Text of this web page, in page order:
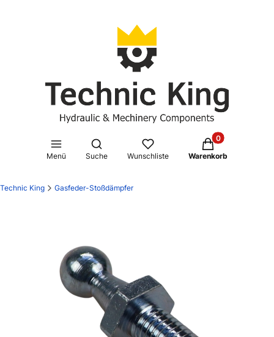
Menü
Suchmaschine öffnen
Suche Wunschliste
Produkte im
Warenkorb
Technic King Gasfeder-Stoßdämpfer